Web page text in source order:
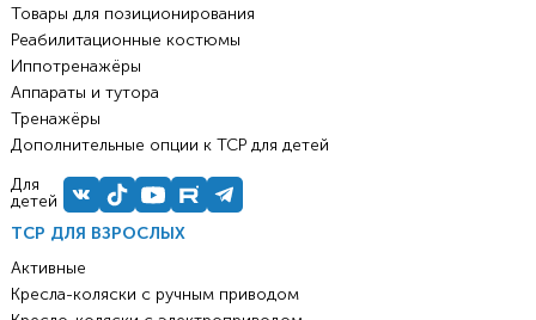
ТСР ДЛЯ ВЗРОСЛЫХ
Активные
Кресла-коляски с ручным приводом
Товары для позиционирования
Реабилитационные костюмы
Иппотренажёры
Аппараты и тутора
Тренажёры
Дополнительные опции к ТСР для детей
Для
детей